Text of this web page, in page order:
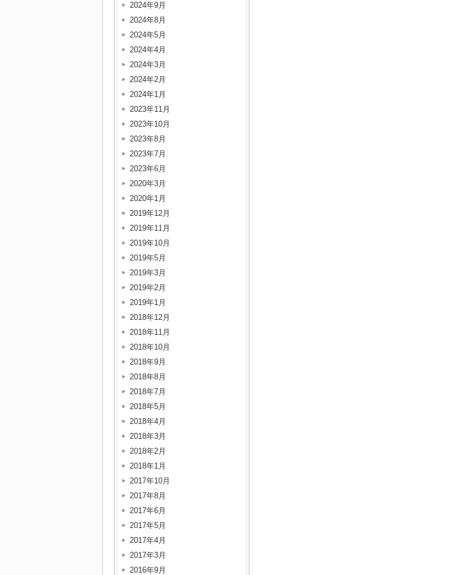
2024年9月
2024年8月
2024年5月
2024年4月
2024年3月
2024年2月
2024年1月
2023年11月
2023年10月
2023年8月
2023年7月
2023年6月
2020年3月
2020年1月
2019年12月
2019年11月
2019年10月
2019年5月
2019年3月
2019年2月
2019年1月
2018年12月
2018年11月
2018年10月
2018年9月
2018年8月
2018年7月
2018年5月
2018年4月
2018年3月
2018年2月
2018年1月
2017年10月
2017年8月
2017年6月
2017年5月
2017年4月
2017年3月
2016年9月